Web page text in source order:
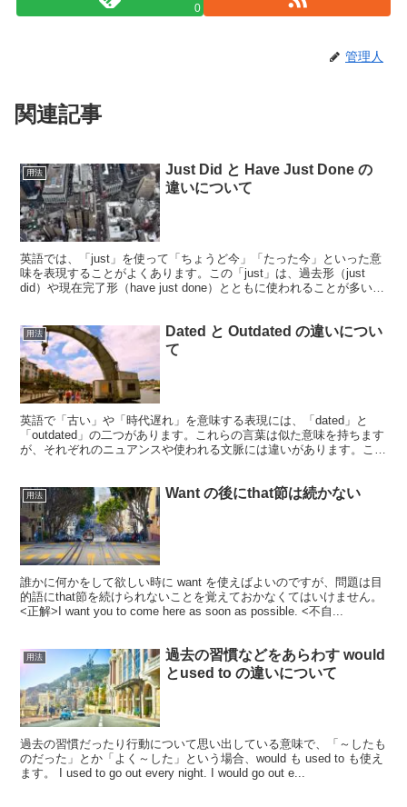
0
管理人
関連記事
用法
Just Did と Have Just Done の
違いについて
英語では、「just」を使って「ちょうど今」「たった今」といった意
味を表現することがよくあります。この「just」は、過去形（just
did）や現在完了形（have just done）とともに使われることが多いで
用法
Dated と Outdated の違いについ
て
英語で「古い」や「時代遅れ」を意味する表現には、「dated」と
「outdated」の二つがあります。これらの言葉は似た意味を持ちます
が、それぞれのニュアンスや使われる文脈には違いがあります。この
用法 Want の後にthat節は続かない
誰かに何かをして欲しい時に want を使えばよいのですが、問題は目
的語にthat節を続けられないことを覚えておかなくてはいけません。
<正解>I want you to come here as soon as possible. <不自...
用法
過去の習慣などをあらわす would
とused to の違いについて
過去の習慣だったり行動について思い出している意味で、「～したも
のだった」とか「よく～した」という場合、would も used to も使え
ます。 I used to go out every night. I would go out e...